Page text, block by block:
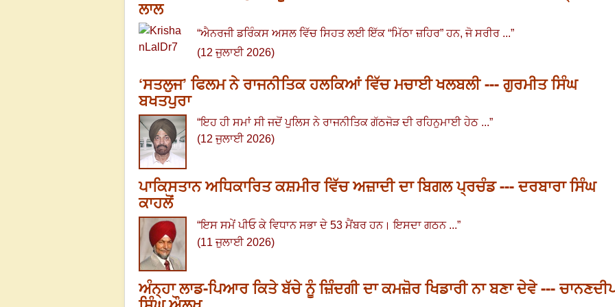
ਲਾਲ
“ਐਨਰਜੀ ਡਰਿੰਕਸ ਅਸਲ ਵਿੱਚ ਸਿਹਤ ਲਈ ਇੱਕ “ਮਿੱਠਾ ਜ਼ਹਿਰ” ਹਨ, ਜੋ ਸਰੀਰ ...”
(12 ਜੁਲਾਈ 2026)
‘ਸਤਲੁਜ’ ਫਿਲਮ ਨੇ ਰਾਜਨੀਤਿਕ ਹਲਕਿਆਂ ਵਿੱਚ ਮਚਾਈ ਖਲਬਲੀ --- ਗੁਰਮੀਤ ਸਿੰਘ
ਬਖਤਪੁਰਾ
“ਇਹ ਹੀ ਸਮਾਂ ਸੀ ਜਦੋਂ ਪੁਲਿਸ ਨੇ ਰਾਜਨੀਤਿਕ ਗੱਠਜੋੜ ਦੀ ਰਹਿਨੁਮਾਈ ਹੇਠ ...”
(12 ਜੁਲਾਈ 2026)
ਪਾਕਿਸਤਾਨ ਅਧਿਕਾਰਿਤ ਕਸ਼ਮੀਰ ਵਿੱਚ ਅਜ਼ਾਦੀ ਦਾ ਬਿਗਲ ਪ੍ਰਚੰਡ --- ਦਰਬਾਰਾ ਸਿੰਘ
ਕਾਹਲੋਂ
“ਇਸ ਸਮੇਂ ਪੀਓ ਕੇ ਵਿਧਾਨ ਸਭਾ ਦੇ 53 ਮੈਂਬਰ ਹਨ। ਇਸਦਾ ਗਠਨ ...”
(11 ਜੁਲਾਈ 2026)
ਅੰਨ੍ਹਾ ਲਾਡ-ਪਿਆਰ ਕਿਤੇ ਬੱਚੇ ਨੂੰ ਜ਼ਿੰਦਗੀ ਦਾ ਕਮਜ਼ੋਰ ਖਿਡਾਰੀ ਨਾ ਬਣਾ ਦੇਵੇ ---